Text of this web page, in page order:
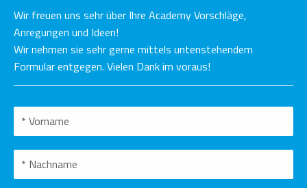
Wir freuen uns sehr über Ihre Academy Vorschläge,
Anregungen und Ideen!
Wir nehmen sie sehr gerne mittels untenstehendem
Formular entgegen. Vielen Dank im voraus!
Bitte nicht ausfuellen.